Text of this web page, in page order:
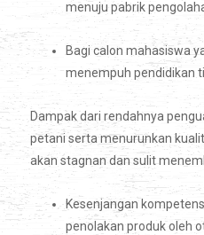
menuju pabrik
Bagi calon mahasiswa
menempuh pendidikan
Dampak dari rendahnya
petani serta menurunkan
akan stagnan dan sulit
Kesenjangan
penolakan produk oleh